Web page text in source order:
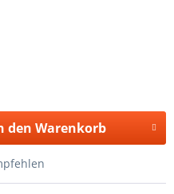
den Warenkorb